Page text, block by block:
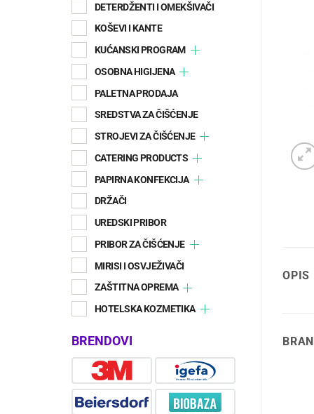
DETERDŽENTI I OMEKŠIVAČI
KOŠEVI I KANTE
KUĆANSKI PROGRAM
OSOBNA HIGIJENA
PALETNA PRODAJA
SREDSTVA ZA ČIŠĆENJE
STROJEVI ZA ČIŠĆENJE
CATERING PRODUCTS
PAPIRNA KONFEKCIJA
DRŽAČI
UREDSKI PRIBOR
PRIBOR ZA ČIŠĆENJE
MIRISI I OSVJEŽIVAČI
ZAŠTITNA OPREMA
HOTELSKA KOZMETIKA
BRENDOVI
OPIS